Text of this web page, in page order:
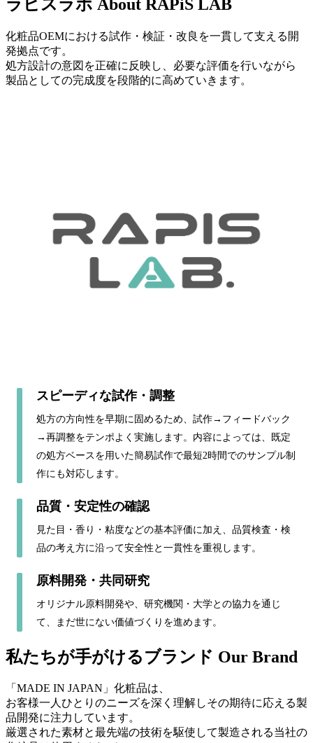
ラピスラボ About RAPiS LAB
化粧品OEMにおける試作・検証・改良を一貫して支える開
発拠点です。
処方設計の意図を正確に反映し、必要な評価を行いながら
製品としての完成度を段階的に高めていきます。
スピーディな試作・調整
処方の方向性を早期に固めるため、試作→フィードバック
→再調整をテンポよく実施します。内容によっては、既定
の処方ベースを用いた簡易試作で最短2時間でのサンプル制
作にも対応します。
品質・安定性の確認
見た目・香り・粘度などの基本評価に加え、品質検査・検
品の考え方に沿って安全性と一貫性を重視します。
原料開発・共同研究
オリジナル原料開発や、研究機関・大学との協力を通じ
て、まだ世にない価値づくりを進めます。
私たちが手がけるブランド Our Brand
「MADE IN JAPAN」化粧品は、
お客様一人ひとりのニーズを深く理解しその期待に応える製
品開発に注力しています。
厳選された素材と最先端の技術を駆使して製造される当社の